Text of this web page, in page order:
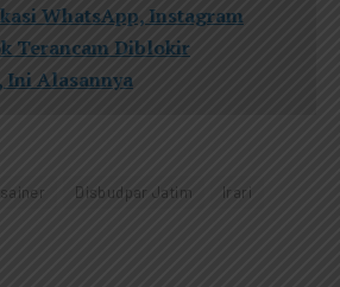
WhatsApp, Instagram
Terancam Diblokir
Ini Alasannya
Disbudpar Jatim
Irari